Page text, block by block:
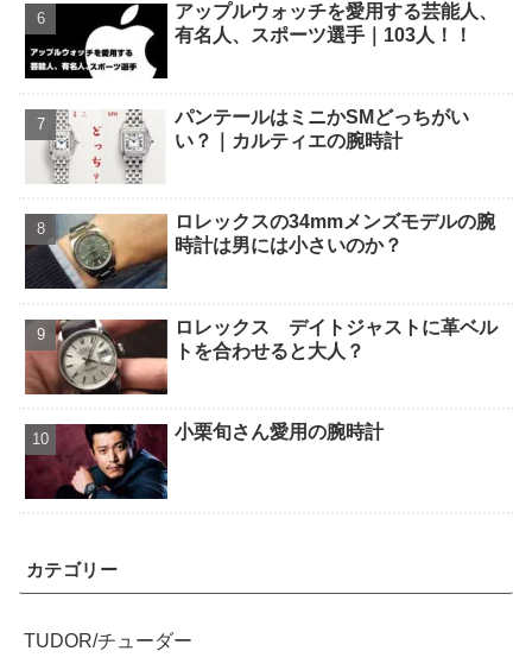
アップルウォッチを愛用する芸能人、
有名人、スポーツ選手｜103人！！
パンテールはミニかSMどっちがい
い？｜カルティエの腕時計
ロレックスの34mmメンズモデルの腕
時計は男には小さいのか？
ロレックス デイトジャストに革ベル
トを合わせると大人？
小栗旬さん愛用の腕時計
カテゴリー
TUDOR/チューダー